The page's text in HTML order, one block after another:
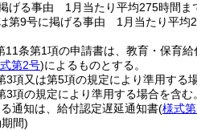
げる事由 1月当たり平均275時間ま
第9号に掲げる事由 1月当たり平均
11条第1項の申請書は、教育・保育
第2号)によるものとする。
3項又は第5項の規定により準用する
3項の規定により準用する場合を含む
通知は、給付認定遅延通知書(様式
間)